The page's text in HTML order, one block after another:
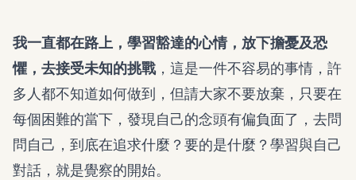
我一直都在路上，學習豁達的心情，放下擔憂及恐
懼，去接受未知的挑戰，這是一件不容易的事情，許
多人都不知道如何做到，但請大家不要放棄，只要在
每個困難的當下，發現自己的念頭有偏負面了，去問
問自己，到底在追求什麼？要的是什麼？學習與自己
對話，就是覺察的開始。